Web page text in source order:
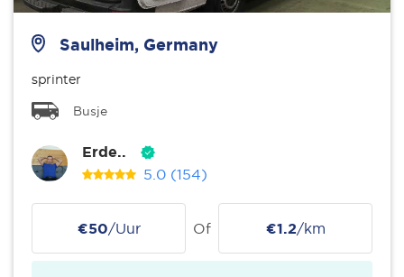
Saulheim, Germany
sprinter
Busje
Erde..
5.0 (154)
€50/Uur Of €1.2/km